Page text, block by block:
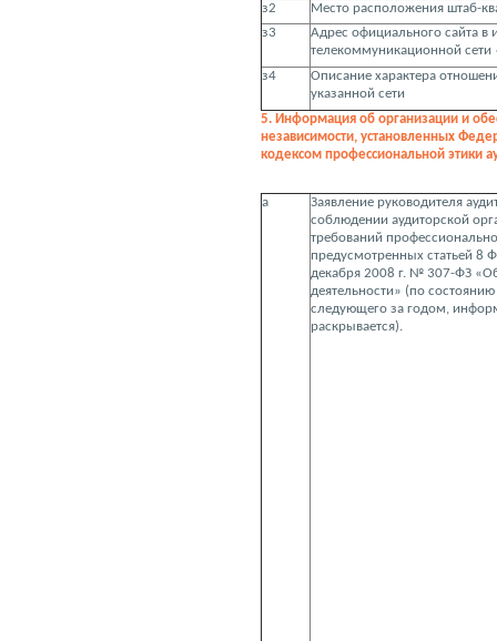
з2
Место расположения штаб-
з3
Адрес официального сайта
телекоммуникационной сети
з4
Описание характера
указанной сети
5. Информация об организации и
независимости, установленных
кодексом профессиональной этики
а
Заявление руководителя
соблюдении аудиторской
требований
предусмотренных статьей 8
декабря 2008 г. № 307-ФЗ
деятельности» (по
следующего за годом,
раскрывается).